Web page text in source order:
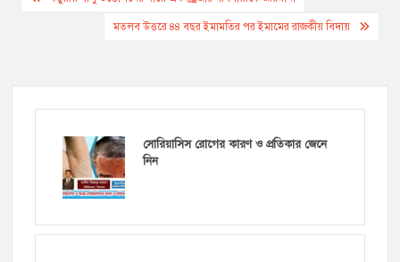
navigationমতলব উত্তরে ৪৪ বছর ইমামতির পর ইমামের রাজকীয় বিদায়
সোরিয়াসিস রোগের কারণ ও প্রতিকার জেনে
নিন